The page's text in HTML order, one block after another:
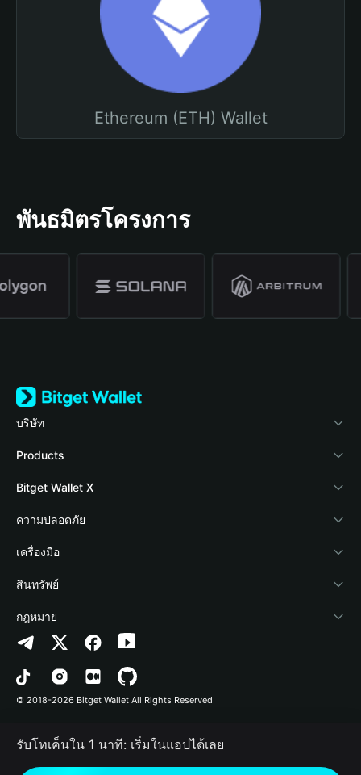
Ethereum (ETH) Wallet
พันธมิตรโครงการ
บริษัท
เกี่ยวกับ Bitget Wallet
Blog
Academy
ข่าวสารด้านคริปโต
ศูนย์ช่วยเหลือ
ติดต่อเรา
ทรัพยากรข้อมูลของแบรนด์
อาชีพ
Products
Crypto Card
Stablecoin Earn
Payfi Crypto
Crypto Swap API
Altcoin Season Index
Prediction Markets
DApp
RWA
Bitget Wallet X
นักพัฒนา
เชื่อมต่อ Wallet
Bitget Wallet Pay
ลิสต์โปรเจกต์
ความปลอดภัย
Protection Fund
เทคโนโลยีความปลอดภัย
เครื่องมือ
ซื้อคริปโต
การตรวจจับการอนุญาต
การตรวจจับสัญญา
การโอนเป็นชุด
สินทรัพย์
Arbitrum
Avalanche
Bitcoin
Polygon
กฎหมาย
นโยบายความเป็นส่วนตัว
ข้อตกลงในการใช้บริการ
© 2018-2026 Bitget Wallet All Rights Reserved
รับโทเค็นใน 1 นาที: เริ่มในแอปได้เลย